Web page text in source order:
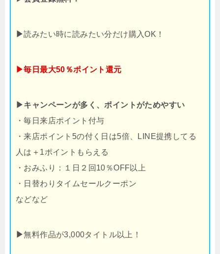
▶読みたい時に読みたい分だけ購入OK！
▶毎日最大50％ポイント還元
▶キャンペーンが多く、ポイントがためやすい
・毎日来店ポイント付与
・来店ポイント5の付く日は5倍、LINE提携してる
人は＋1ポイントもらえる
・おみふり：１日２回10％OFF以上
・日替わりタイムセールクーポン
などなど
▶無料作品が3,000タイトル以上！